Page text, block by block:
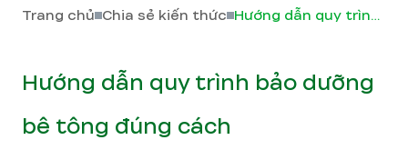
Trang chủ Chia sẻ kiến thức Hướng dẫn quy trình bảo dưỡng bê tông đúng cách
Hướng dẫn quy trình bảo dưỡng
bê tông đúng cách